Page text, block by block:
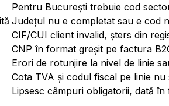
Pentru București trebuie cod
Județul nu e completat sau e cod
CIF/CUI client invalid, șters din
CNP în format greșit pe factura
Erori de rotunjire la nivel de linie
Cota TVA și codul fiscal pe linie
Lipsesc câmpuri obligatorii, dată